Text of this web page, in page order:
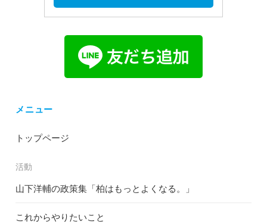
メニュー
トップページ
活動
山下洋輔の政策集「柏はもっとよくなる。」
これからやりたいこと